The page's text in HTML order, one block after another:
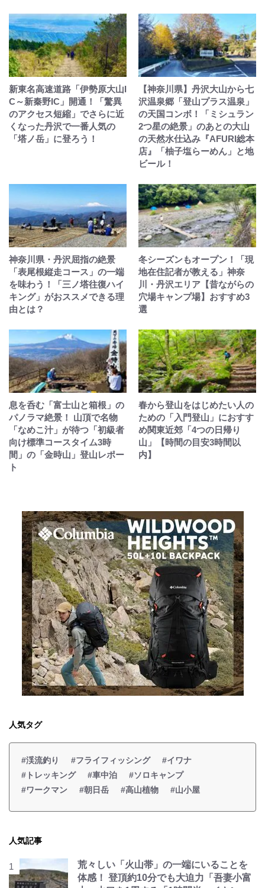
新東名高速道路「伊勢原大山I
C～新秦野IC」開通！「驚異
のアクセス短縮」でさらに近
くなった丹沢で一番人気の
「塔ノ岳」に登ろう！
【神奈川県】丹沢大山から七
沢温泉郷「登山プラス温泉」
の天国コンボ！「ミシュラン
2つ星の絶景」のあとの大山
の天然水仕込み『AFURI総本
店』「柚子塩らーめん」と地
ビール！
神奈川県・丹沢屈指の絶景
「表尾根縦走コース」の一端
を味わう！「三ノ塔往復ハイ
キング」がおススメできる理
由とは？
冬シーズンもオープン！「現
地在住記者が教える」神奈
川・丹沢エリア【昔ながらの
穴場キャンプ場】おすすめ3
選
息を呑む「富士山と箱根」の
パノラマ絶景！ 山頂で名物
「なめこ汁」が待つ「初級者
向け標準コースタイム3時
間」の「金時山」登山レポー
ト
春から登山をはじめたい人の
ための「入門登山」におすす
め関東近郊「4つの日帰り
山」【時間の目安3時間以
内】
人気タグ
#渓流釣り #フライフィッシング
#イワナ
#トレッキング
#車中泊
#ソロキャンプ
#ワークマン
#朝日岳 #高山植物 #山小屋
人気記事
荒々しい「火山帯」の一端にいることを
体感！ 登頂約10分でも大迫力「吾妻小富